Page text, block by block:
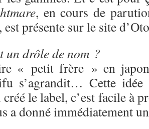
, en cours de
présente sur le site
un drôle de nom ?
« petit frère » en
s’agrandit… Cette idée
le label, c’est facile à
a donné immédiatement